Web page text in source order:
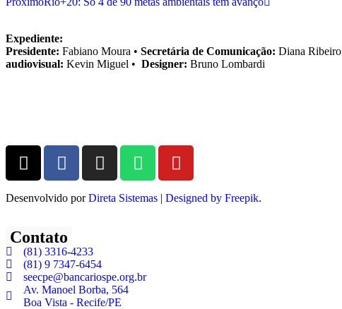
Expediente:
Presidente: Fabiano Moura • Secretária de Comunicação: Diana Ribeiro
audiovisual: Kevin Miguel • Designer: Bruno Lombardi
Desenvolvido porDireta Sistemas | Designed by Freepik.
Contato
(81) 3316-4233
(81) 9 7347-6454
seecpe@bancariospe.org.br
Av. Manoel Borba, 564
Boa Vista - Recife/PE